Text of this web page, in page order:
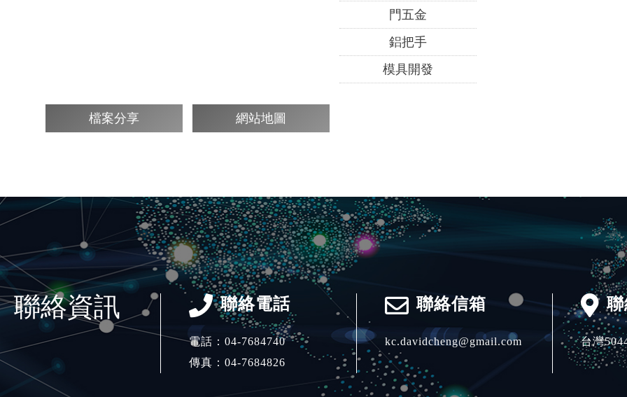
門五金
鋁把手
模具開發
檔案分享 網站地圖
聯絡資訊 聯絡電話
電話： 04-7684740
傳真：04-7684826
聯絡信箱
kc.davidcheng@gmail.com 台灣